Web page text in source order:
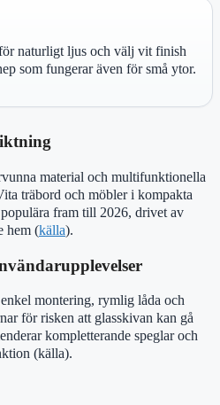
naturligt ljus och välj vit finish
som fungerar även för små ytor.
material och multifunktionella
träbord och möbler i kompakta
fram till 2026, drivet av
hem (källa).
montering, rymlig låda och
för risken att glasskivan kan gå
kompletterande speglar och
(källa).